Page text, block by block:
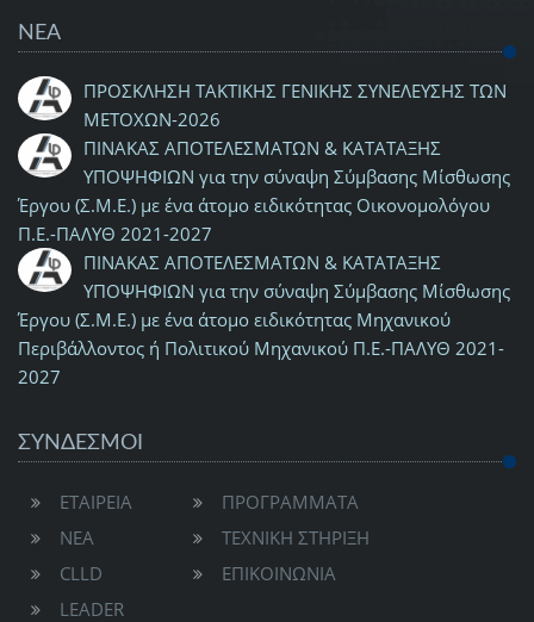
ΝΕΑ
ΠΡΟΣΚΛΗΣΗ ΤΑΚΤΙΚΗΣ ΓΕΝΙΚΗΣ ΣΥΝΕΛΕΥΣΗΣ ΤΩΝ
ΜΕΤΟΧΩΝ-2026
ΠΙΝΑΚΑΣ ΑΠΟΤΕΛΕΣΜΑΤΩΝ & ΚΑΤΑΤΑΞΗΣ
ΥΠΟΨΗΦΙΩΝ για την σύναψη Σύμβασης Μίσθωσης
Έργου (Σ.Μ.Ε.) με ένα άτομο ειδικότητας Οικονομολόγου
Π.Ε.-ΠΑΛΥΘ 2021-2027
ΠΙΝΑΚΑΣ ΑΠΟΤΕΛΕΣΜΑΤΩΝ & ΚΑΤΑΤΑΞΗΣ
ΥΠΟΨΗΦΙΩΝ για την σύναψη Σύμβασης Μίσθωσης
Έργου (Σ.Μ.Ε.) με ένα άτομο ειδικότητας Μηχανικού
Περιβάλλοντος ή Πολιτικού Μηχανικού Π.Ε.-ΠΑΛΥΘ 2021-
2027
ΣΥΝΔΕΣΜΟΙ
ΕΤΑΙΡΕΙΑ
ΝΕΑ
CLLD
LEADER
ΠΡΟΓΡΑΜΜΑΤΑ
ΤΕΧΝΙΚΗ ΣΤΗΡΙΞΗ
ΕΠΙΚΟΙΝΩΝΙΑ